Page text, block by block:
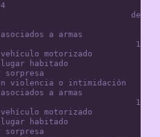
a armas
172014
vehículo motorizado
lugar habitado               58431
sorpresa                    34194
violencia o intimidación
a armas
124902
vehículo motorizado
lugar habitado
sorpresa                    40481